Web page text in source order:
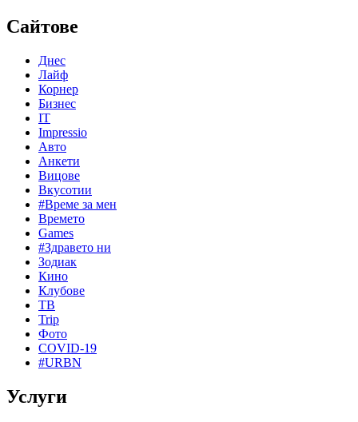
Сайтове
Днес
Лайф
Корнер
Бизнес
IT
Impressio
Авто
Анкети
Вицове
Вкусотии
#Време за мен
Времето
Games
#Здравето ни
Зодиак
Кино
Клубове
ТВ
Trip
Фото
COVID-19
#URBN
Услуги